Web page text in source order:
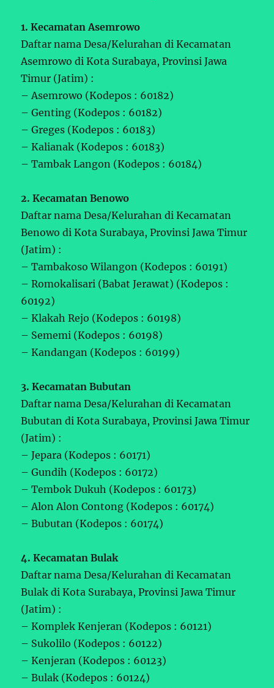
1. Kecamatan Asemrowo
Daftar nama Desa/Kelurahan di Kecamatan
Asemrowo di Kota Surabaya, Provinsi Jawa
Timur (Jatim) :
– Asemrowo (Kodepos : 60182)
– Genting (Kodepos : 60182)
– Greges (Kodepos : 60183)
– Kalianak (Kodepos : 60183)
– Tambak Langon (Kodepos : 60184)
2. Kecamatan Benowo
Daftar nama Desa/Kelurahan di Kecamatan
Benowo di Kota Surabaya, Provinsi Jawa Timur
(Jatim) :
– Tambakoso Wilangon (Kodepos : 60191)
– Romokalisari (Babat Jerawat) (Kodepos :
60192)
– Klakah Rejo (Kodepos : 60198)
– Sememi (Kodepos : 60198)
– Kandangan (Kodepos : 60199)
3. Kecamatan Bubutan
Daftar nama Desa/Kelurahan di Kecamatan
Bubutan di Kota Surabaya, Provinsi Jawa Timur
(Jatim) :
– Jepara (Kodepos : 60171)
– Gundih (Kodepos : 60172)
– Tembok Dukuh (Kodepos : 60173)
– Alon Alon Contong (Kodepos : 60174)
– Bubutan (Kodepos : 60174)
4. Kecamatan Bulak
Daftar nama Desa/Kelurahan di Kecamatan
Bulak di Kota Surabaya, Provinsi Jawa Timur
(Jatim) :
– Komplek Kenjeran (Kodepos : 60121)
– Sukolilo (Kodepos : 60122)
– Kenjeran (Kodepos : 60123)
– Bulak (Kodepos : 60124)